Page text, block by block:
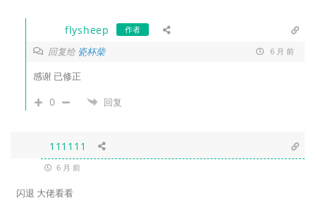
flysheep 作者
回复给瓷杯柴 6 月 前
感谢 已修正
0 回复
111111
6 月 前
闪退 大佬看看